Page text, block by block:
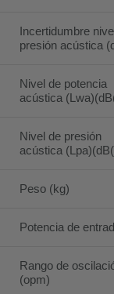
Incertidumbre
presión acústica
Nivel de potencia
acústica
Nivel de presión
acústica
Peso (kg)
Potencia de
Rango de
(opm)